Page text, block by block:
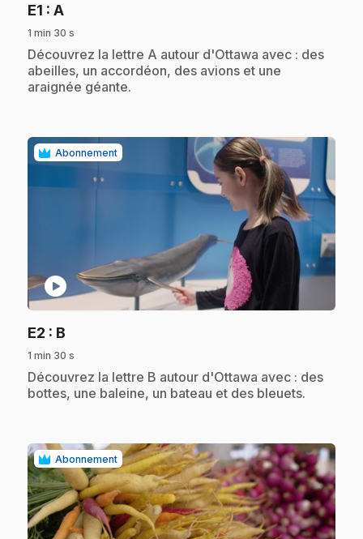
E1 : A
1 min 30 s
.Découvrez la lettre A autour d'Ottawa avec : des
abeilles, un accordéon, des avions et une
araignée géante.
Abonnement
play_circle
E2 : B
1 min 30 s
.Découvrez la lettre B autour d'Ottawa avec : des
bottes, une baleine, un bateau et des bleuets.
Abonnement